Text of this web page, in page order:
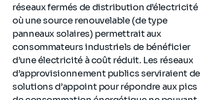
réseaux fermés de distribution d’électricité
où une source renouvelable (de type
panneaux solaires) permettrait aux
consommateurs industriels de bénéficier
d’une électricité à coût réduit. Les réseaux
d’approvisionnement publics serviraient de
solutions d’appoint pour répondre aux pics